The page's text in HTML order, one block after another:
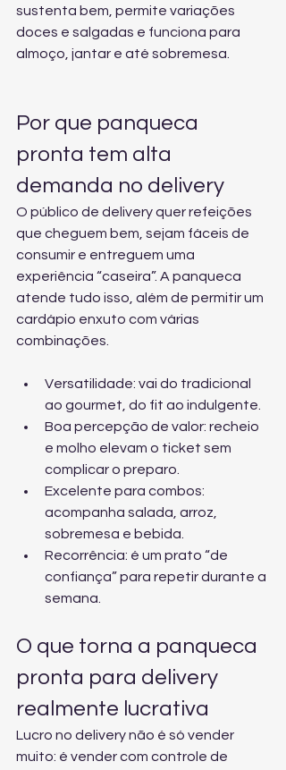
sustenta bem, permite variações
doces e salgadas e funciona para
almoço, jantar e até sobremesa.
Por que panqueca
pronta tem alta
demanda no delivery
O público de delivery quer refeições
que cheguem bem, sejam fáceis de
consumir e entreguem uma
experiência “caseira”. A panqueca
atende tudo isso, além de permitir um
cardápio enxuto com várias
combinações.
Versatilidade: vai do tradicional
ao gourmet, do fit ao indulgente.
Boa percepção de valor: recheio
e molho elevam o ticket sem
complicar o preparo.
Excelente para combos:
acompanha salada, arroz,
sobremesa e bebida.
Recorrência: é um prato “de
confiança” para repetir durante a
semana.
O que torna a panqueca
pronta para delivery
realmente lucrativa
Lucro no delivery não é só vender
muito: é vender com controle de